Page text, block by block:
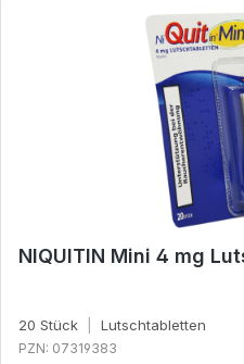
NIQUITIN Mini 4 mg
20 Stück Lutschtabletten
PZN: 07319383